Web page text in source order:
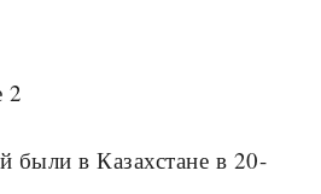
2
были в Казахстане в 20-